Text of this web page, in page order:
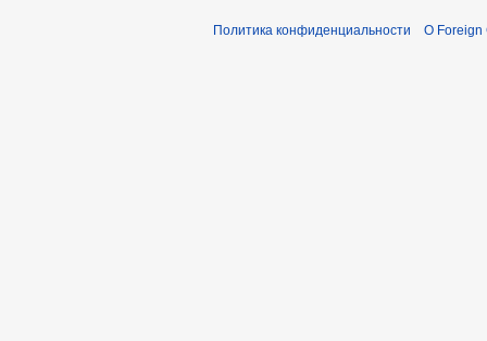
Политика конфиденциальности О Foreign